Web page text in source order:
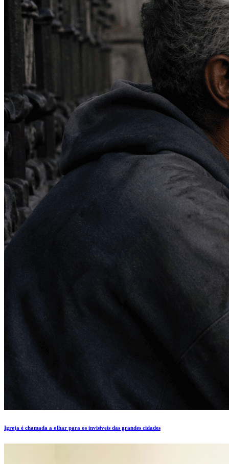
Igreja é chamada a olhar para os invisíveis das grandes cidades